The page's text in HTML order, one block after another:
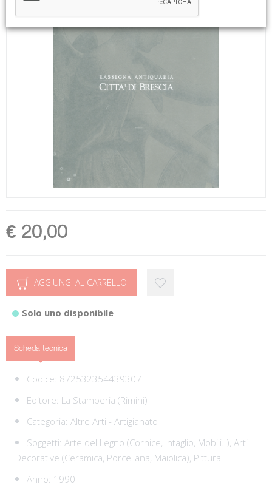
€ 20,00
AGGIUNGI AL CARRELLO
Solo uno disponibile
Scheda tecnica
Codice: 872532354439307
Editore: La Stamperia (Rimini)
Categoria: Altre Arti - Artigianato
Soggetti: Arte del Legno (Cornice, Intaglio, Mobili..), Arti
Decorative (Ceramica, Porcellana, Maiolica), Pittura
Anno: 1990